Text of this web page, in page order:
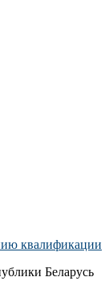
квалификации
Беларусь